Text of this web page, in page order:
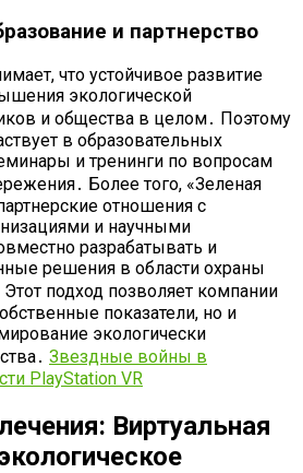
и партнерство
что устойчивое развитие
экологической
и общества в целом․ Поэтому
в образовательных
и тренинги по вопросам
Более того, «Зеленая
отношения с
и научными
разрабатывать и
решения в области охраны
подход позволяет компании
показатели, но и
экологически
Звездные войны в
PlayStation VR
Виртуальная